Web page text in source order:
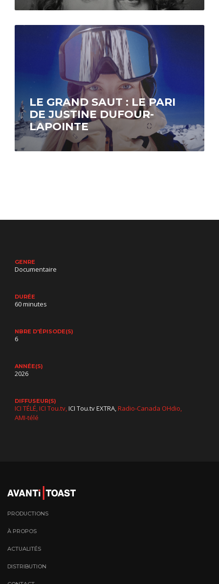
LE GRAND SAUT : LE PARI
DE JUSTINE DUFOUR-
LAPOINTE
Disponible sur ICI TOU.TV.
GENRE
Documentaire
DURÉE
60 minutes
NBRE D'ÉPISODE(S)
6
ANNÉE(S)
2026
DIFFUSEUR(S)
ICI TÉLÉ ICI Tou.tv ICI Tou.tv EXTRA Radio-Canada OHdio
AMI-télé
PRODUCTIONS
À PROPOS
ACTUALITÉS
DISTRIBUTION